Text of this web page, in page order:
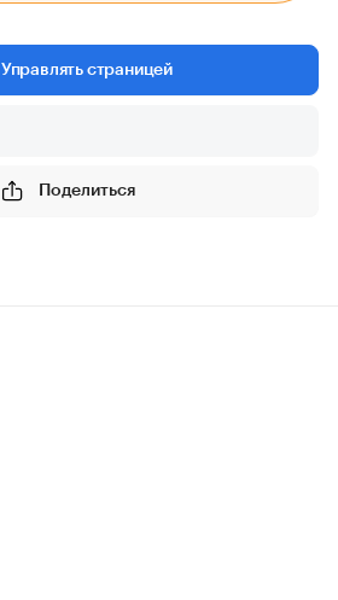
Управлять страницей
Поделиться